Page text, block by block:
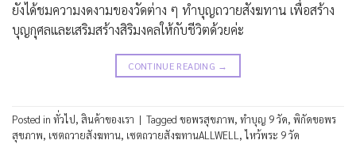
ยังได้ชมความงดงามของวัดต่าง ๆ ทำบุญถวายสังฆทาน เพื่อสร้าง
บุญกุศลและเสริมสร้างสิริมงคลให้กับชีวิตด้วยค่ะ
CONTINUE READING →
Posted in ทั่วไป, สินค้าของเรา | Tagged ขอพรสุขภาพ, ทำบุญ 9 วัด, พิกัดขอพร
สุขภาพ, เซตถวายสังฆทาน, เซตถวายสังฆทานALLWELL, ไหว้พระ 9 วัด